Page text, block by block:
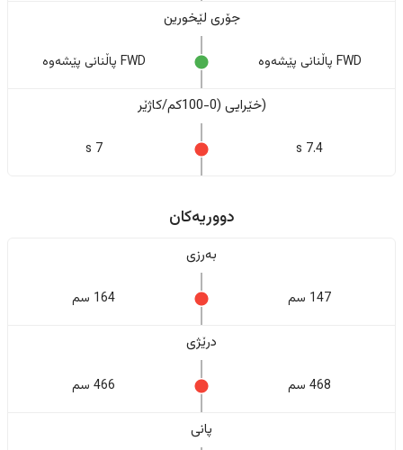
جۆری لێخورین
FWD پاڵنانی پێشەوە FWD پاڵنانی پێشەوە
(خێرایی (0-100کم/کاژێر
7.4 s
7 s
دووریەکان
بەرزی
147 سم 164 سم
درێژی
468 سم 466 سم
پانی